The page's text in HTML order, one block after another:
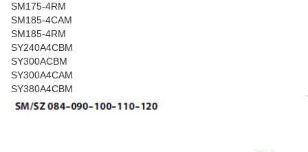
SM175-4RM
SM185-4CAM
SM185-4RM
SY240A4CBM
SY300ACBM
SY300A4CAM
SY380A4CBM